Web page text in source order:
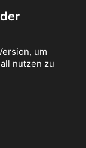
um
nutzen zu